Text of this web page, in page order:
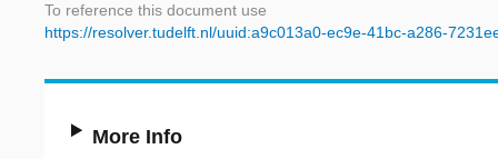
To reference this document use
https://resolver.tudelft.nl/uuid:a9c013a0-ec9e-41bc-a286-
More Info